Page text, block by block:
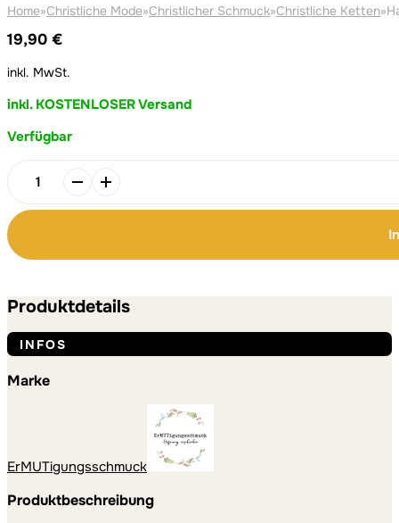
Home»Christliche Mode»Christlicher Schmuck»Christliche Ketten»
19,90 €
inkl. MwSt.
inkl. KOSTENLOSER Versand
Verfügbar
Halskette
Wertvoll
Kostbar
Menge
Produktdetails
INFOS
Marke
ErMUTigungsschmuck
Produktbeschreibung